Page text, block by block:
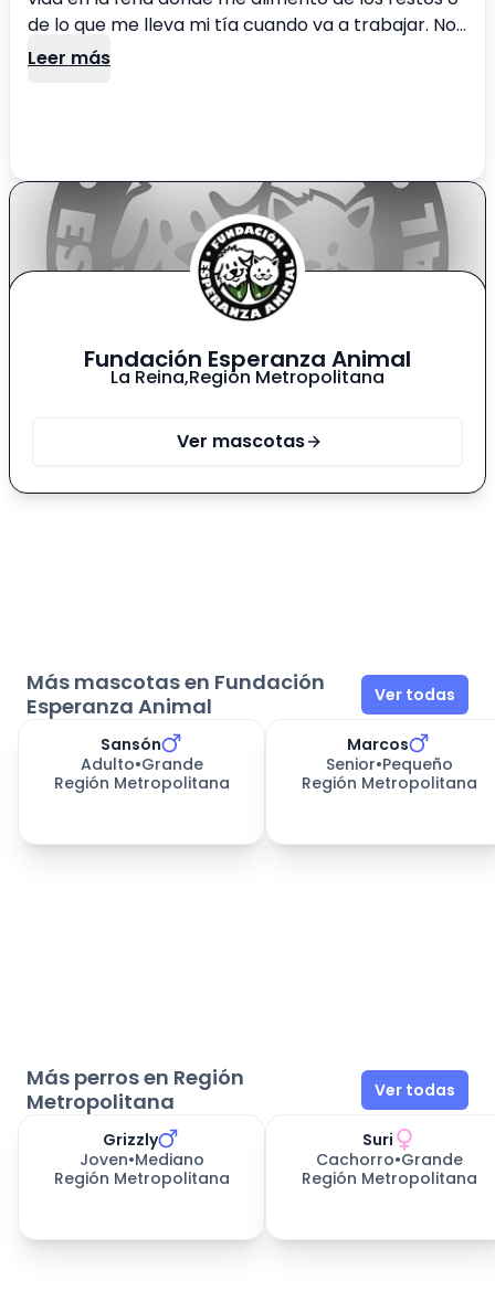
de lo que me lleva mi tía cuando va a trabajar. No
tengo problema en convivir con perros, de hecho
Leer más
Fundación Esperanza Animal
La Reina,Región Metropolitana
Ver mascotas
Más mascotas en Fundación
Esperanza Animal
Ver todas
Sansón
Adulto•Grande
Región Metropolitana
Marcos
Senior•Pequeño
Región Metropolitana
Más perros en Región
Metropolitana
Ver todas
Grizzly
Joven•Mediano
Región Metropolitana
Suri
Cachorro•Grande
Región Metropolitana